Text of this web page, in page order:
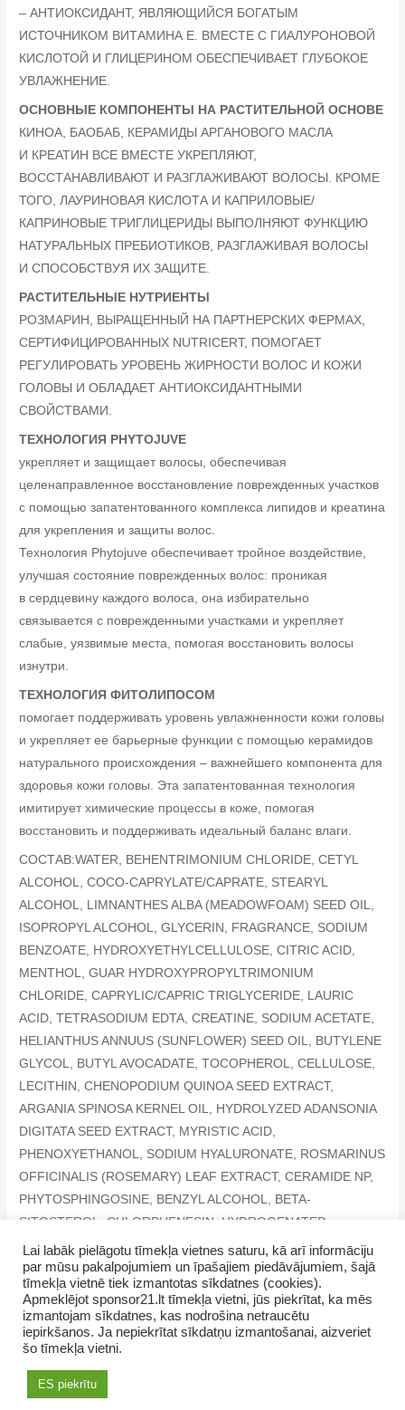
– АНТИОКСИДАНТ, ЯВЛЯЮЩИЙСЯ БОГАТЫМ
ИСТОЧНИКОМ ВИТАМИНА Е. ВМЕСТЕ С ГИАЛУРОНОВОЙ
КИСЛОТОЙ И ГЛИЦЕРИНОМ ОБЕСПЕЧИВАЕТ ГЛУБОКОЕ
УВЛАЖНЕНИЕ.
ОСНОВНЫЕ КОМПОНЕНТЫ НА РАСТИТЕЛЬНОЙ ОСНОВЕ
КИНОА, БАОБАБ, КЕРАМИДЫ АРГАНОВОГО МАСЛА
И КРЕАТИН ВСЕ ВМЕСТЕ УКРЕПЛЯЮТ,
ВОССТАНАВЛИВАЮТ И РАЗГЛАЖИВАЮТ ВОЛОСЫ. КРОМЕ
ТОГО, ЛАУРИНОВАЯ КИСЛОТА И КАПРИЛОВЫЕ/
КАПРИНОВЫЕ ТРИГЛИЦЕРИДЫ ВЫПОЛНЯЮТ ФУНКЦИЮ
НАТУРАЛЬНЫХ ПРЕБИОТИКОВ, РАЗГЛАЖИВАЯ ВОЛОСЫ
И СПОСОБСТВУЯ ИХ ЗАЩИТЕ.
РАСТИТЕЛЬНЫЕ НУТРИЕНТЫ
РОЗМАРИН, ВЫРАЩЕННЫЙ НА ПАРТНЕРСКИХ ФЕРМАХ,
СЕРТИФИЦИРОВАННЫХ NUTRICERT, ПОМОГАЕТ
РЕГУЛИРОВАТЬ УРОВЕНЬ ЖИРНОСТИ ВОЛОС И КОЖИ
ГОЛОВЫ И ОБЛАДАЕТ АНТИОКСИДАНТНЫМИ
СВОЙСТВАМИ.
ТЕХНОЛОГИЯ PHYTOJUVE
укрепляет и защищает волосы, обеспечивая
целенаправленное восстановление поврежденных участков
с помощью запатентованного комплекса липидов и креатина
для укрепления и защиты волос.
Технология Phytojuve обеспечивает тройное воздействие,
улучшая состояние поврежденных волос: проникая
в сердцевину каждого волоса, она избирательно
связывается с поврежденными участками и укрепляет
слабые, уязвимые места, помогая восстановить волосы
изнутри.
ТЕХНОЛОГИЯ ФИТОЛИПОСОМ
помогает поддерживать уровень увлажненности кожи головы
и укрепляет ее барьерные функции с помощью керамидов
натурального происхождения – важнейшего компонента для
здоровья кожи головы. Эта запатентованная технология
имитирует химические процессы в коже, помогая
восстановить и поддерживать идеальный баланс влаги.
СОСТАВ:WATER, BEHENTRIMONIUM CHLORIDE, CETYL
ALCOHOL, COCO-CAPRYLATE/CAPRATE, STEARYL
ALCOHOL, LIMNANTHES ALBA (MEADOWFOAM) SEED OIL,
ISOPROPYL ALCOHOL, GLYCERIN, FRAGRANCE, SODIUM
BENZOATE, HYDROXYETHYLCELLULOSE, CITRIC ACID,
MENTHOL, GUAR HYDROXYPROPYLTRIMONIUM
CHLORIDE, CAPRYLIC/CAPRIC TRIGLYCERIDE, LAURIC
ACID, TETRASODIUM EDTA, CREATINE, SODIUM ACETATE,
HELIANTHUS ANNUUS (SUNFLOWER) SEED OIL, BUTYLENE
GLYCOL, BUTYL AVOCADATE, TOCOPHEROL, CELLULOSE,
LECITHIN, CHENOPODIUM QUINOA SEED EXTRACT,
ARGANIA SPINOSA KERNEL OIL, HYDROLYZED ADANSONIA
DIGITATA SEED EXTRACT, MYRISTIC ACID,
PHENOXYETHANOL, SODIUM HYALURONATE, ROSMARINUS
OFFICINALIS (ROSEMARY) LEAF EXTRACT, CERAMIDE NP,
PHYTOSPHINGOSINE, BENZYL ALCOHOL, BETA-
SITOSTEROL, CHLORPHENESIN, HYDROGENATED
LECITHIN, POTASSIUM SORBATE, CITRONELLOL, HEXYL
CINNAMAL, LIMONENE, LINALOOL
Lai labāk pielāgotu tīmekļa vietnes saturu, kā arī informāciju
par mūsu pakalpojumiem un īpašajiem piedāvājumiem, šajā
tīmekļa vietnē tiek izmantotas sīkdatnes (cookies).
Apmeklējot sponsor21.lt tīmekļa vietni, jūs piekrītat, ka mēs
izmantojam sīkdatnes, kas nodrošina netraucētu
iepirkšanos. Ja nepiekrītat sīkdatņu izmantošanai, aizveriet
šo tīmekļa vietni.
ES piekrītu